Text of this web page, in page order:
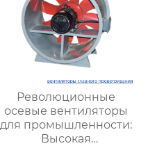
Революционные
осевые вентиляторы
для промышленности:
Высокая